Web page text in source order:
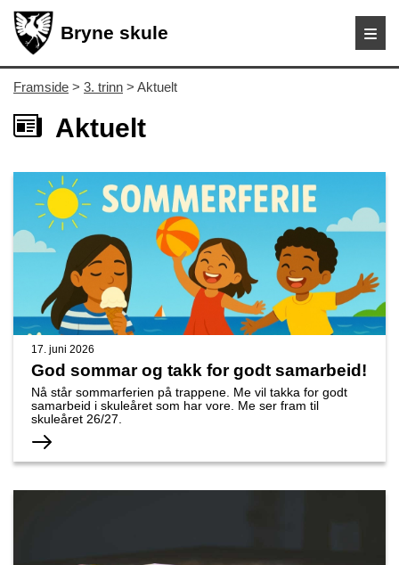
Bryne skule
Framside > 3. trinn > Aktuelt
Aktuelt
17. juni 2026
God sommar og takk for godt samarbeid!
Nå står sommarferien på trappene. Me vil takka for godt
samarbeid i skuleåret som har vore. Me ser fram til
skuleåret 26/27.